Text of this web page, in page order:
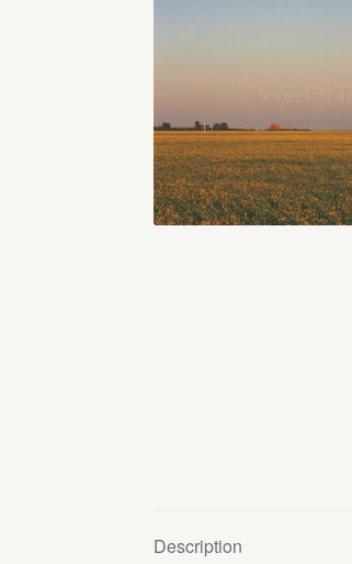
Description